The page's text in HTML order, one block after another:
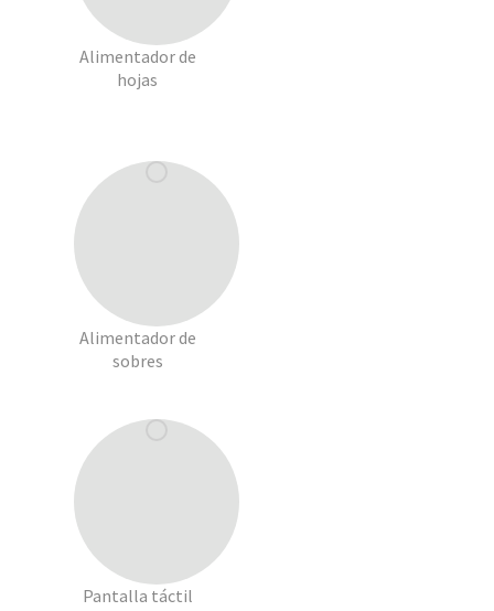
Alimentador de
hojas
Alimentador de
sobres
Pantalla táctil